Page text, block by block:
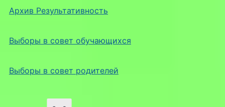
Архив Результативность
Выборы в совет обучающихся
Выборы в совет родителей